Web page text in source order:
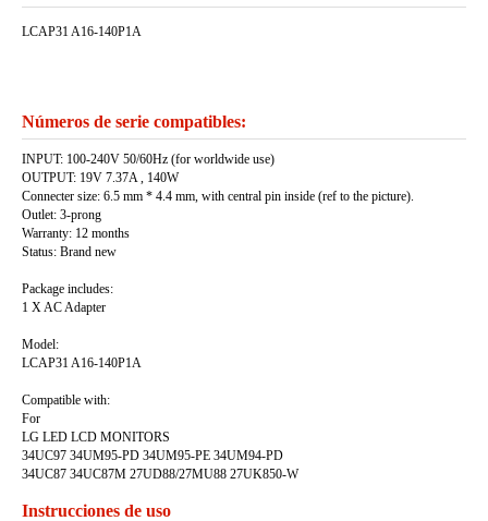
LCAP31 A16-140P1A
Números de serie compatibles:
INPUT: 100-240V 50/60Hz (for worldwide use)
OUTPUT: 19V 7.37A , 140W
Connecter size: 6.5 mm * 4.4 mm, with central pin inside (ref to the picture).
Outlet: 3-prong
Warranty: 12 months
Status: Brand new
Package includes:
1 X AC Adapter
Model:
LCAP31 A16-140P1A
Compatible with:
For
LG LED LCD MONITORS
34UC97 34UM95-PD 34UM95-PE 34UM94-PD
34UC87 34UC87M 27UD88/27MU88 27UK850-W
Instrucciones de uso